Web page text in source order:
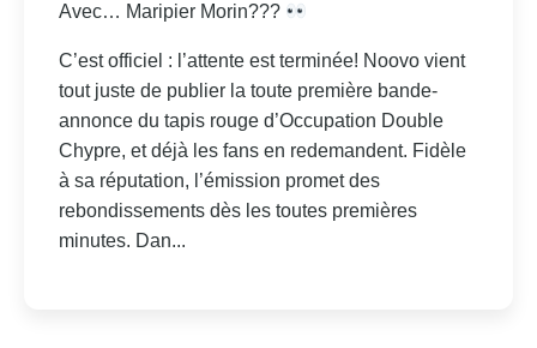
Avec… Maripier Morin???
C’est officiel : l’attente est terminée! Noovo vient
tout juste de publier la toute première bande-
annonce du tapis rouge d’Occupation Double
Chypre, et déjà les fans en redemandent. Fidèle
à sa réputation, l’émission promet des
rebondissements dès les toutes premières
minutes. Dan...